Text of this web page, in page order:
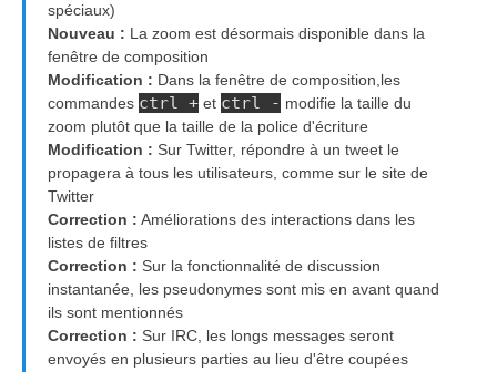
spéciaux)
Nouveau : La zoom est désormais disponible dans la
fenêtre de composition
Modification : Dans la fenêtre de composition,les
commandes ctrl +et ctrl - modifie la taille du
zoom plutôt que la taille de la police d'écriture
Modification : Sur Twitter, répondre à un tweet le
propagera à tous les utilisateurs, comme sur le site de
Twitter
Correction : Améliorations des interactions dans les
listes de filtres
Correction : Sur la fonctionnalité de discussion
instantanée, les pseudonymes sont mis en avant quand
ils sont mentionnés
Correction : Sur IRC, les longs messages seront
envoyés en plusieurs parties au lieu d'être coupées